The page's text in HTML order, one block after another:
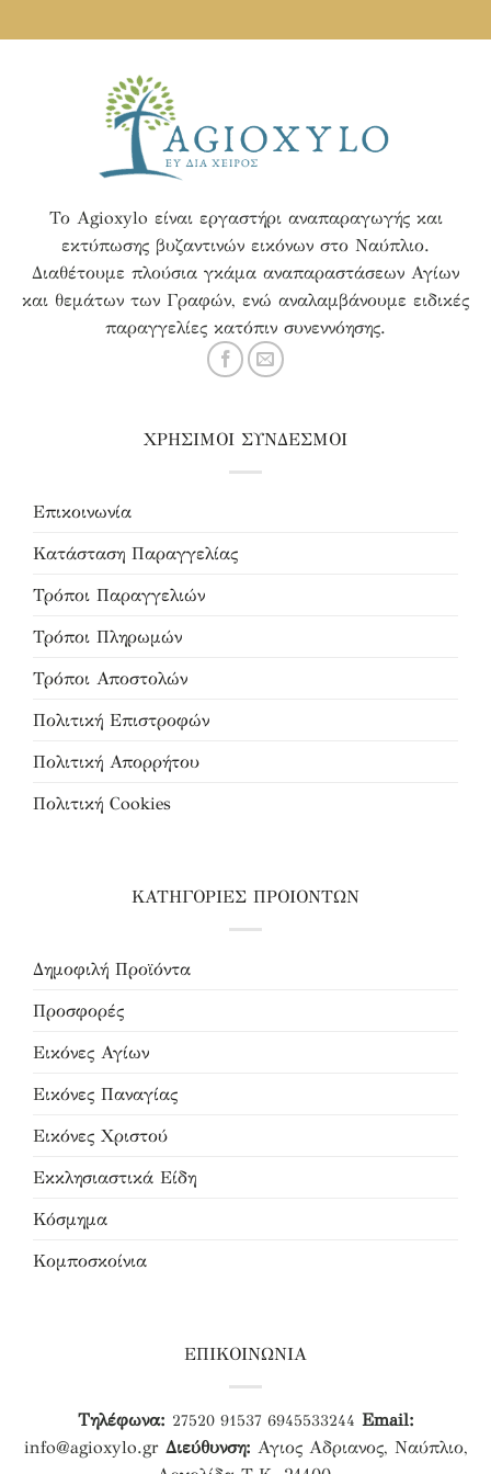
Το Agioxylo είναι εργαστήρι αναπαραγωγής και
εκτύπωσης βυζαντινών εικόνων στο Ναύπλιο.
Διαθέτουμε πλούσια γκάμα αναπαραστάσεων Αγίων
και θεμάτων των Γραφών, ενώ αναλαμβάνουμε ειδικές
παραγγελίες κατόπιν συνεννόησης.
ΧΡΗΣΙΜΟΙ ΣΥΝΔΕΣΜΟΙ
Επικοινωνία
Κατάσταση Παραγγελίας
Τρόποι Παραγγελιών
Τρόποι Πληρωμών
Τρόποι Αποστολών
Πολιτική Επιστροφών
Πολιτική Απορρήτου
Πολιτική Cookies
ΚΑΤΗΓΟΡΙΕΣ ΠΡΟΙΟΝΤΩΝ
Δημοφιλή Προϊόντα
Προσφορές
Εικόνες Αγίων
Εικόνες Παναγίας
Εικόνες Χριστού
Εκκλησιαστικά Είδη
Κόσμημα
Κομποσκοίνια
ΕΠΙΚΟΙΝΩΝΙΑ
Τηλέφωνα: 27520 91537 6945533244 Email:
info@agioxylo.gr Διεύθυνση: Αγιος Αδριανος, Ναύπλιο,